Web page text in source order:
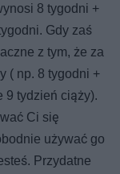
8 tygodni +
Gdy zaś
z tym, że za
( np. 8 tygodni +
9 tydzień ciąży).
Ci się
używać go
Przydatne